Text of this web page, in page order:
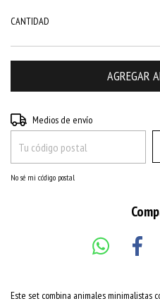
CANTIDAD
Entregas para el CP:
Medios de envío
No sé mi código postal
Este set combina animales minimalistas